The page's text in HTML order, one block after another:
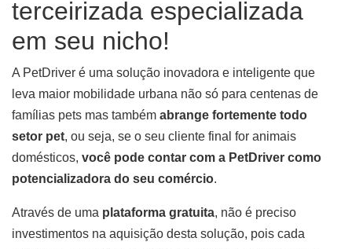
terceirizada especializada
em seu nicho!
A PetDriver é uma solução inovadora e inteligente que
leva maior mobilidade urbana não só para centenas de
famílias pets mas também abrange fortemente todo
setor pet, ou seja, se o seu cliente final for animais
domésticos, você pode contar com a PetDriver como
potencializadora do seu comércio.
Através de uma plataforma gratuita, não é preciso
investimentos na aquisição desta solução, pois cada